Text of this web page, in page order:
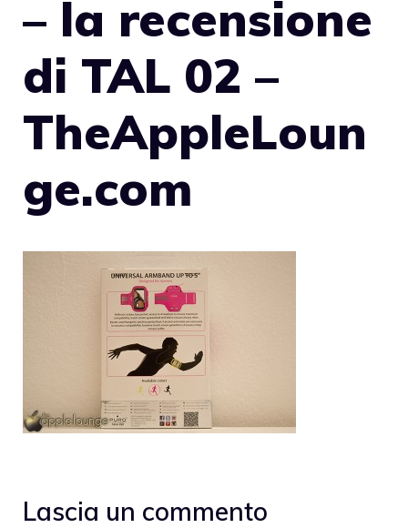
– la recensione
di TAL 02 –
TheAppleLoun
ge.com
Lascia un commento